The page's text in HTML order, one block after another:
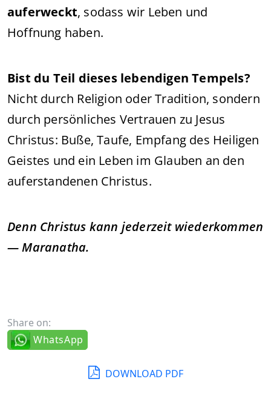
auferweckt, sodass wir Leben und
Hoffnung haben.
Bist du Teil dieses lebendigen Tempels?
Nicht durch Religion oder Tradition, sondern
durch persönliches Vertrauen zu Jesus
Christus: Buße, Taufe, Empfang des Heiligen
Geistes und ein Leben im Glauben an den
auferstandenen Christus.
Denn Christus kann jederzeit wiederkommen
— Maranatha.
Share on:
WhatsApp
DOWNLOAD PDF